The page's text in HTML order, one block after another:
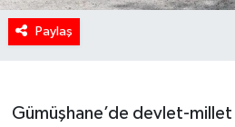
Paylaş
Gümüşhane’de devlet-millet